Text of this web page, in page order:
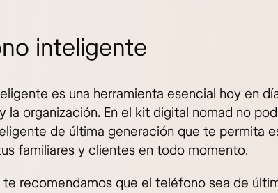
inteligente
es una herramienta esencial hoy en
la organización. En el kit digital nomad no
de última generación que te permita
familiares y clientes en todo momento.
te recomendamos que el teléfono sea de